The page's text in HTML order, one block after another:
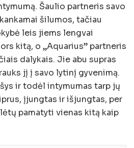
Šaulio partneris savo
šilumos, tačiau
leis jiems lengvai
kitą, o „Aquarius” partneris
dalykais. Jie abu supras
jį į savo lytinį gyvenimą.
ir todėl intymumas tarp jų
įjungtas ir išjungtas, per
pamatyti vienas kitą kaip